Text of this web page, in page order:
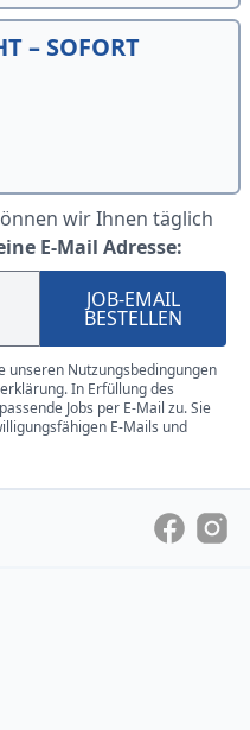
– SOFORT
wir Ihnen täglich
E-Mail Adresse:
JOB-EMAIL
BESTELLEN
unseren Nutzungsbedingungen
In Erfüllung des
Jobs per E-Mail zu. Sie
E-Mails und